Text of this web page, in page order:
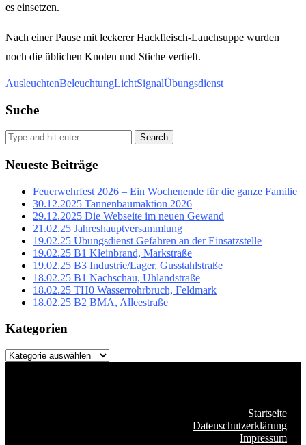
es einsetzen.
Nach einer Pause mit leckerer Hackfleisch-Lauchsuppe wurden
noch die üblichen Knoten und Stiche vertieft.
AusleuchtenBeleuchtungLichtSignalÜbungsdienst
Suche
Search
Neueste Beiträge
Feuerwehrfest 2026 – Ein Wochenende für die ganze Familie
30.12.2025 Tannenbaumaktion 2026
29.12.2025 Die Webseite im neuen Gewand
21.02.25 Jahreshauptversammlung
19.02.25 Übungsdienst Gefahren an der Einsatzstelle
19.02.25 B1 Kleinbrand, Markstraße
19.02.25 B3 Industrie/Lager, Gusstahlstraße
18.02.25 B1 Nachschau, Uhlandstraße
18.02.25 TH0 Wasserrohrbruch, Feldmark
18.02.25 B2 BMA, Alleestraße
Kategorien
Kategorien
Startseite
Datenschutzerklärung
Impressum